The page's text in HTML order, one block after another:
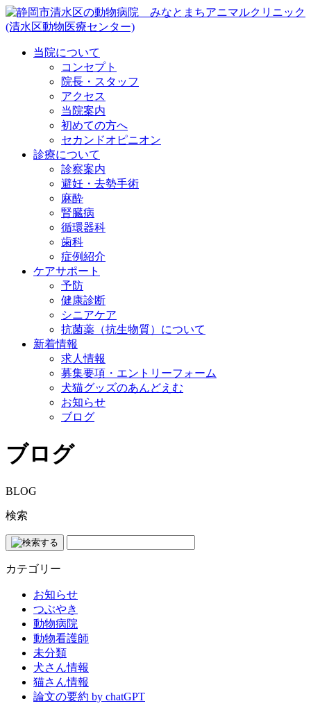
当院について
コンセプト
院長・スタッフ
アクセス
当院案内
初めての方へ
セカンドオピニオン
診療について
診察案内
避妊・去勢手術
麻酔
腎臓病
循環器科
歯科
症例紹介
ケアサポート
予防
健康診断
シニアケア
抗菌薬（抗生物質）について
新着情報
求人情報
募集要項・エントリーフォーム
犬猫グッズのあんどえむ
お知らせ
ブログ
ブログ
BLOG
検索
カテゴリー
お知らせ
つぶやき
動物病院
動物看護師
未分類
犬さん情報
猫さん情報
論文の要約 by chatGPT